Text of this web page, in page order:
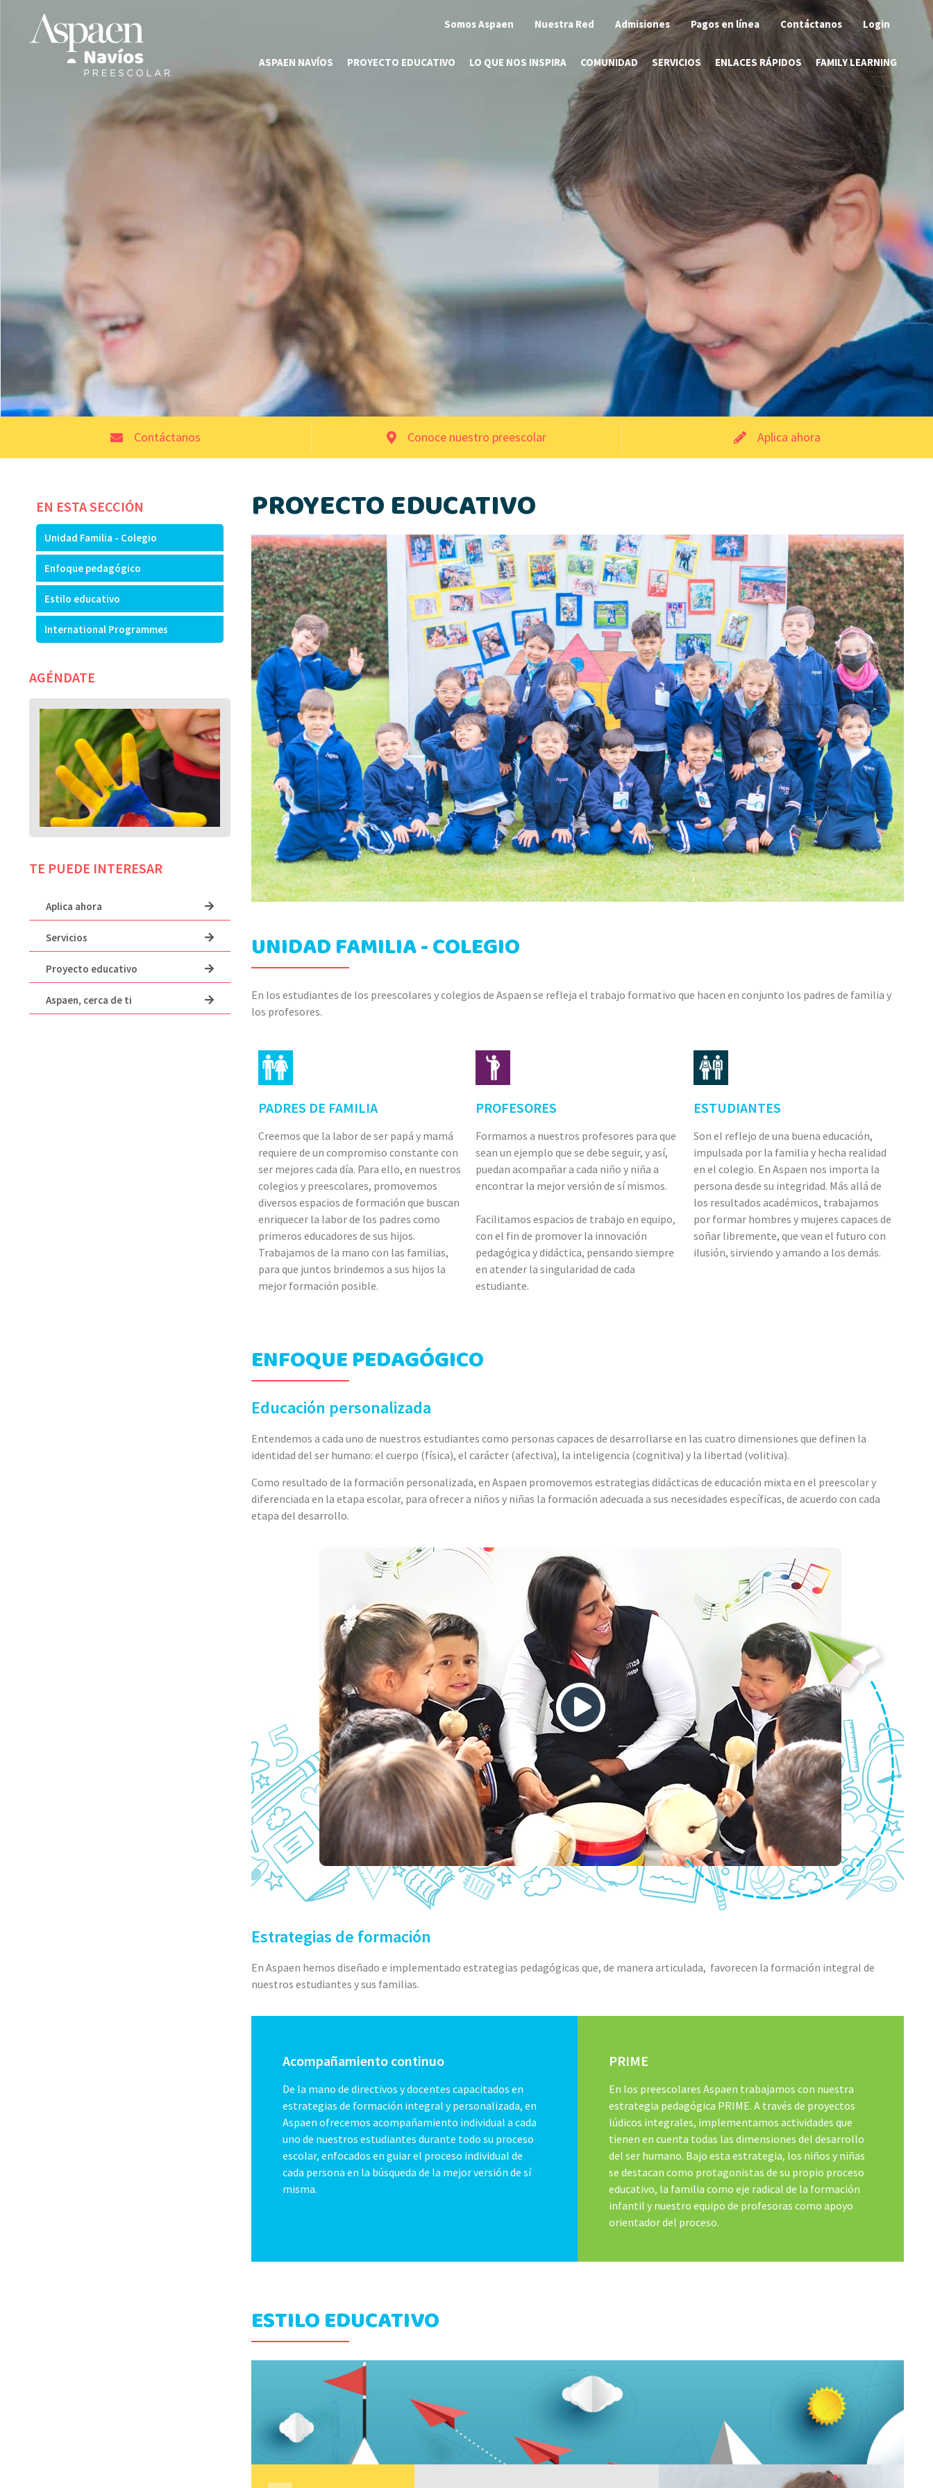
Somos Aspaen Nuestra Red Admisiones Pagos en línea Contáctanos Login
ASPAEN NAVÍOS PROYECTO EDUCATIVO LO QUE NOS INSPIRA COMUNIDAD SERVICIOS ENLACES RÁPIDOS FAMILY LEARNING
Contáctanos Conoce nuestro preescolar Aplica ahora
EN ESTA SECCIÓN
Unidad Familia - Colegio
Enfoque pedagógico
Estilo educativo
International Programmes
AGÉNDATE
TE PUEDE INTERESAR
Aplica ahora
Servicios
Proyecto educativo
Aspaen, cerca de ti
PROYECTO EDUCATIVO
UNIDAD FAMILIA - COLEGIO
En los estudiantes de los preescolares y colegios de Aspaen se refleja el trabajo formativo que hacen en conjunto los padres de familia y
los profesores.
PADRES DE FAMILIA
Creemos que la labor de ser papá y mamá
requiere de un compromiso constante con
ser mejores cada día. Para ello, en nuestros
colegios y preescolares, promovemos
diversos espacios de formación que buscan
enriquecer la labor de los padres como
primeros educadores de sus hijos.
Trabajamos de la mano con las familias,
para que juntos brindemos a sus hijos la
mejor formación posible.
PROFESORES
Formamos a nuestros profesores para que
sean un ejemplo que se debe seguir, y así,
puedan acompañar a cada niño y niña a
encontrar la mejor versión de sí mismos.
Facilitamos espacios de trabajo en equipo,
con el fin de promover la innovación
pedagógica y didáctica, pensando siempre
en atender la singularidad de cada
estudiante.
ESTUDIANTES
Son el reflejo de una buena educación,
impulsada por la familia y hecha realidad
en el colegio. En Aspaen nos importa la
persona desde su integridad. Más allá de
los resultados académicos, trabajamos
por formar hombres y mujeres capaces de
soñar libremente, que vean el futuro con
ilusión, sirviendo y amando a los demás.
ENFOQUE PEDAGÓGICO
Educación personalizada
Entendemos a cada uno de nuestros estudiantes como personas capaces de desarrollarse en las cuatro dimensiones que definen la
identidad del ser humano: el cuerpo (física), el carácter (afectiva), la inteligencia (cognitiva) y la libertad (volitiva).
Como resultado de la formación personalizada, en Aspaen promovemos estrategias didácticas de educación mixta en el preescolar y
diferenciada en la etapa escolar, para ofrecer a niños y niñas la formación adecuada a sus necesidades específicas, de acuerdo con cada
etapa del desarrollo.
Estrategias de formación
En Aspaen hemos diseñado e implementado estrategias pedagógicas que, de manera articulada, favorecen la formación integral de
nuestros estudiantes y sus familias.
Acompañamiento continuo
De la mano de directivos y docentes capacitados en
estrategias de formación integral y personalizada, en
Aspaen ofrecemos acompañamiento individual a cada
uno de nuestros estudiantes durante todo su proceso
escolar, enfocados en guiar el proceso individual de
cada persona en la búsqueda de la mejor versión de sí
misma.
PRIME
En los preescolares Aspaen trabajamos con nuestra
estrategia pedagógica PRIME. A través de proyectos
lúdicos integrales, implementamos actividades que
tienen en cuenta todas las dimensiones del desarrollo
del ser humano. Bajo esta estrategia, los niños y niñas
se destacan como protagonistas de su propio proceso
educativo, la familia como eje radical de la formación
infantil y nuestro equipo de profesoras como apoyo
orientador del proceso.
ESTILO EDUCATIVO